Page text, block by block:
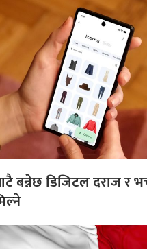
बन्नेछ डिजिटल दराज र